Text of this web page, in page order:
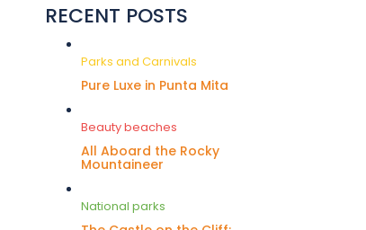
RECENT POSTS
Parks and Carnivals
Pure Luxe in Punta Mita
Beauty beaches
All Aboard the Rocky
Mountaineer
National parks